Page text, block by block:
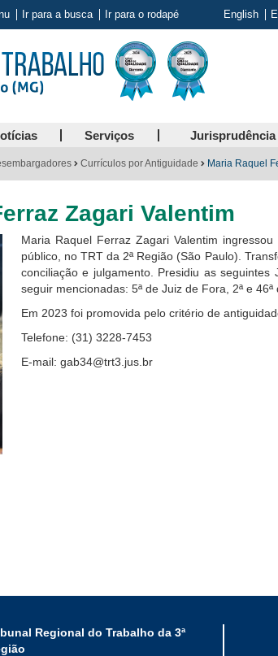
Ir para a busca Ir para o rodapé English
Serviços Jurisprudência
Currículos por Antiguidade Maria Raquel
Zagari Valentim
Maria Raquel Ferraz Zagari Valentim
público, no TRT da 2ª Região (São Paulo).
conciliação e julgamento. Presidiu as
seguir mencionadas: 5ª de Juiz de Fora, 2ª e 46ª
Em 2023 foi promovida pelo critério de
Telefone: (31) 3228-7453
E-mail: gab34@trt3.jus.br
Regional do Trabalho da 3ª